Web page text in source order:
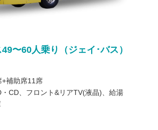
〜60人乗り（ジェイ･バス）
補助席11席
CD、フロント&リアTV(液晶)、給湯